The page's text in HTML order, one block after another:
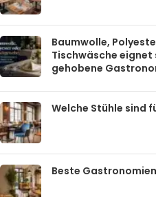
Baumwolle,
Tischwäsche
gehobene
Welche Stühle sind
Beste